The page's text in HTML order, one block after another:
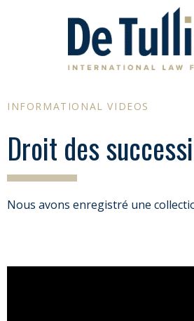
INFORMATIONAL VIDEOS
Droit des
Nous avons enregistré une